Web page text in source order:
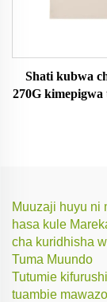
Shati kubwa
270G kimepigwa
Muuzaji huyu ni
hasa kule
cha kuridhisha
Tuma Muundo
Tutumie
tuambie